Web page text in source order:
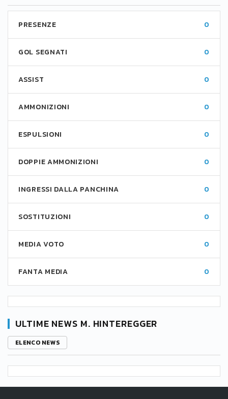
PRESENZE 0
GOL SEGNATI 0
ASSIST 0
AMMONIZIONI 0
ESPULSIONI 0
DOPPIE AMMONIZIONI 0
INGRESSI DALLA PANCHINA 0
SOSTITUZIONI 0
MEDIA VOTO 0
FANTA MEDIA 0
ULTIME NEWS M. HINTEREGGER
ELENCO NEWS